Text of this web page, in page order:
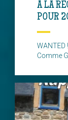
À LA
POUR
WANTED
Comme